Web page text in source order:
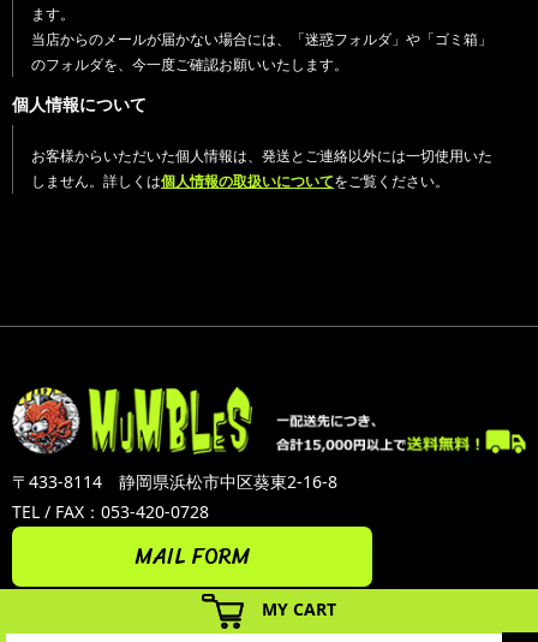
MY CART
ます。
当店からのメールが届かない場合には、「迷惑フォルダ」や「ゴミ箱」
のフォルダを、今一度ご確認お願いいたします。
個人情報について
お客様からいただいた個人情報は、発送とご連絡以外には一切使用いた
しません。詳しくは個人情報の取扱いについてをご覧ください。
〒433-8114 静岡県浜松市中区葵東2-16-8
TEL / FAX：053-420-0728
MAIL FORM